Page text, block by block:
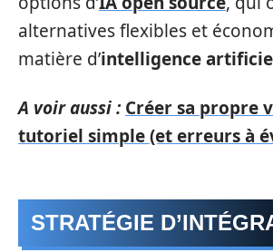
alternatives flexibles et
matière d’intelligence
A voir aussi : Créer sa propre
tutoriel simple (et erreurs à
STRATÉGIE